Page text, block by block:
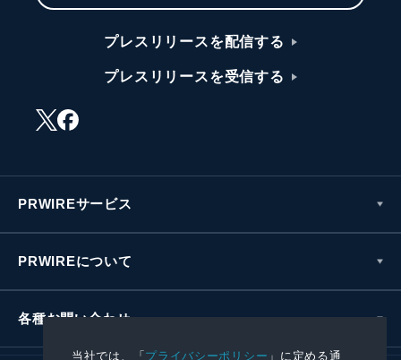
当社では、「プライバシーポリシー 」に定める通
プレスリリースを配信する
プレスリリースを受信する
PRWIREサービス
PRWIREについて
各種お問い合わせ